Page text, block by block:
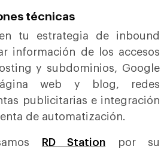
técnicas
tu estrategia de inbound
información de los accesos
y subdominios, Google
web y blog, redes
publicitarias e integración
de automatización.
RD Station por su